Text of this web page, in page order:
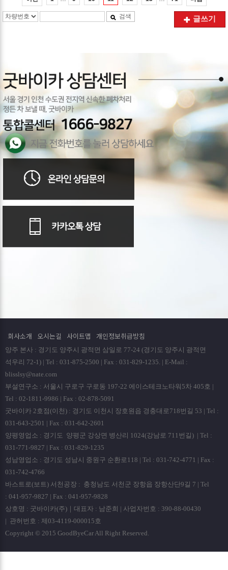
검색 글쓰기
회사소개 오시는길 사이트맵 개인정보취급방침
양주 본사 : 경기도 양주시 광적면 삼일로 77-24 (경기도 양주시 광적면
석우리 72-1) | Tel : 031-875-2500 | Fax : 031-829-1235. | E-Mail :
blisslsy@nate.com
부설연구소 : 서울시 구로구 구로동 197-22 에이스테크노타워5차 405호 |
Tel : 02-1811-9986 | Fax : 02-878-5091
굿바이카 2호점(이천) : 경기도 이천시 장호원읍 경충대로718번길 53 | Tel :
031-643-2501 | Fax : 031-642-2601
양평영업소 : 경기도 양평군 강상면 병산리 1024(강남로 711번길) | Tel :
031-771-9827 | Fax : 031-829-1235
성남영업소 : 경기도 성남시 중원구 순환로118 | Tel : 031-742-4771 | Fax :
031-742-4766
바스트로(보트) 서천공장 : 충청남도 서천군 장항읍 장항산단9길 7 | Tel
: 041-957-9827 | Fax : 041-957-9828
상호명 : 굿바이카(주)｜대표자 : 남준희 | 사업자번호 : 390-88-00430
| 관허번호 : 제03-4119-000015호
Copyright © 2015 GoodByeCar All Right Reserved.